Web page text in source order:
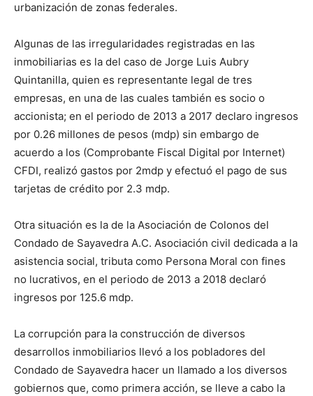
urbanización de zonas federales.
Algunas de las irregularidades registradas en las
inmobiliarias es la del caso de Jorge Luis Aubry
Quintanilla, quien es representante legal de tres
empresas, en una de las cuales también es socio o
accionista; en el periodo de 2013 a 2017 declaro ingresos
por 0.26 millones de pesos (mdp) sin embargo de
acuerdo a los (Comprobante Fiscal Digital por Internet)
CFDI, realizó gastos por 2mdp y efectuó el pago de sus
tarjetas de crédito por 2.3 mdp.
Otra situación es la de la Asociación de Colonos del
Condado de Sayavedra A.C. Asociación civil dedicada a la
asistencia social, tributa como Persona Moral con fines
no lucrativos, en el periodo de 2013 a 2018 declaró
ingresos por 125.6 mdp.
La corrupción para la construcción de diversos
desarrollos inmobiliarios llevó a los pobladores del
Condado de Sayavedra hacer un llamado a los diversos
gobiernos que, como primera acción, se lleve a cabo la